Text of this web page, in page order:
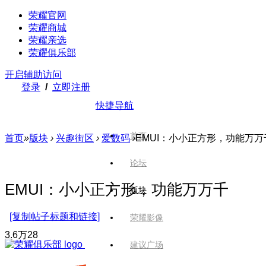
荣耀官网
荣耀商城
荣耀亲选
荣耀俱乐部
开启辅助访问
登录 / 立即注册
快捷导航
首页
论坛
版块
荣耀影像
建议广场
首页»版块 › 兴趣街区 › 爱数码 ›EMUI：小小正方形，功能万万
EMUI：小小正方形，功能万万千
[复制帖子标题和链接]
3.6万28